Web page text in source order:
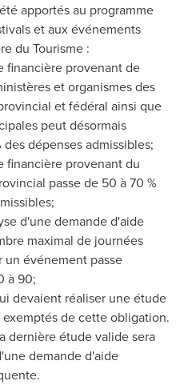
apportés au programme
et aux événements
du Tourisme :
financière provenant de
et organismes des
et fédéral ainsi que
peut désormais
dépenses admissibles;
financière provenant du
passe de 50 à 70 %
d'une demande d'aide
maximal de journées
un événement passe
à 90;
devaient réaliser une étude
de cette obligation.
dernière étude valide sera
demande d'aide